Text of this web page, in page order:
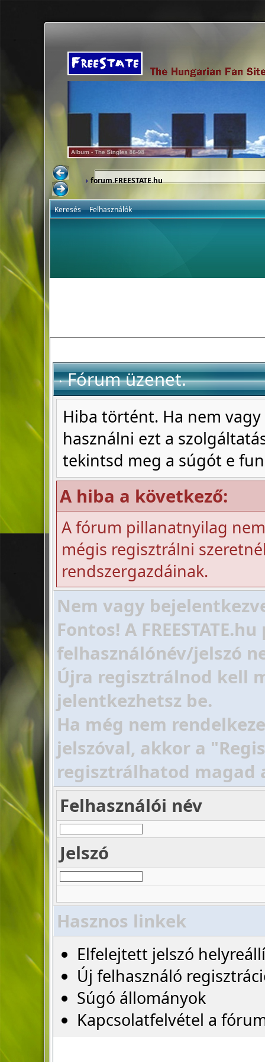
forum.FREESTATE.hu
Keresés Felhasználók
Fórum üzenet.
Hiba történt. Ha nem
használni ezt a
tekintsd meg a súgót e
A hiba a következő:
A fórum pillanatnyilag
mégis regisztrálni
rendszergazdáinak.
Nem vagy
Fontos! A
felhasználónév/jelszó
Újra regisztrálnod kell
jelentkezhetsz be.
Ha még nem
jelszóval, akkor a
regisztrálhatod magad
Felhasználói név
Jelszó
Hasznos linkek
Elfelejtett jelszó
Új felhasználó
Súgó állományok
Kapcsolatfelvétel a